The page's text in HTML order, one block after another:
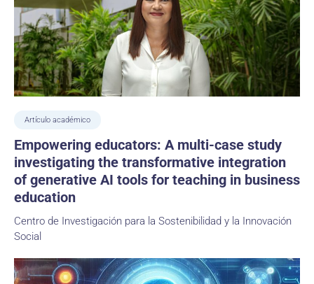
Artículo académico
Empowering educators: A multi-case study
investigating the transformative integration
of generative AI tools for teaching in business
education
Centro de Investigación para la Sostenibilidad y la Innovación
Social